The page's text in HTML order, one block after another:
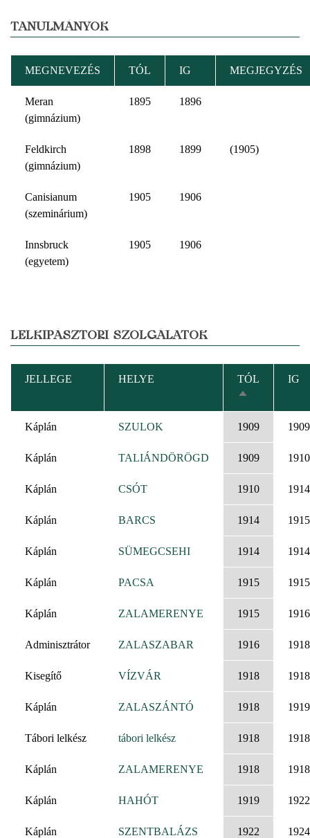
TANULMÁNYOK
MEGNEVEZÉS TÓL IG MEGJEGYZÉS
Meran
(gimnázium)
1895 1896
Feldkirch
(gimnázium)
1898 1899 (1905)
Canisianum
(szeminárium)
1905 1906
Innsbruck
(egyetem)
1905 1906
LELKIPÁSZTORI SZOLGÁLATOK
JELLEGE HELYE
TÓL
CSÖKKENŐ
RENDEZÉS
IG
Káplán SZULOK 1909 1909
Káplán TALIÁNDÖRÖGD 1909 1910
Káplán CSÓT 1910 1914
Káplán BARCS 1914 1915
Káplán SÜMEGCSEHI 1914 1914
Káplán PACSA 1915 1915
Káplán ZALAMERENYE 1915 1916
Adminisztrátor ZALASZABAR 1916 1918
Kisegítő VÍZVÁR 1918 1918
Káplán ZALASZÁNTÓ 1918 1919
Tábori lelkész tábori lelkész 1918 1918
Káplán ZALAMERENYE 1918 1918
Káplán HAHÓT 1919 1922
Káplán SZENTBALÁZS 1922 1924